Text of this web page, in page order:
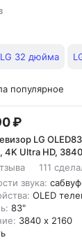
LG 32 дюйма
популярное
₽
LG
4K Ultra HD,
111
звука:
OLED
83"
3840 x 2160